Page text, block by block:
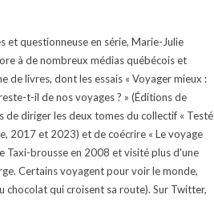
et questionneuse en série, Marie-Julie
à de nombreux médias québécois et
de livres, dont les essais « Voyager mieux :
t-il de nos voyages ? » (Éditions de
de diriger les deux tomes du collectif « Testé
2017 et 2023) et de coécrire « Le voyage
Taxi-brousse en 2008 et visité plus d'une
Certains voyagent pour voir le monde,
chocolat qui croisent sa route). Sur Twitter,